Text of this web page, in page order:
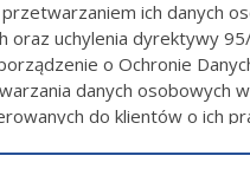
do egzaminu dojrzałości
Na pierwszy ogień
ich danych
oraz uchylenia dyrektywy
o Ochronie
danych osobowych
do klientów o ich
powyższym, w zakładce